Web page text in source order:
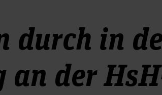
durch in
der